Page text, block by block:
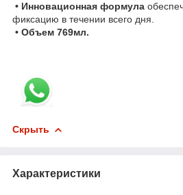
• Инновационная формула
фиксацию в течении всего дня.
• Объем 769мл.
Скрыть
Характеристики